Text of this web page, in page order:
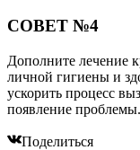
СОВЕТ №4
Дополните лечение
личной гигиены и
ускорить процесс
появление проблемы.
Поделиться